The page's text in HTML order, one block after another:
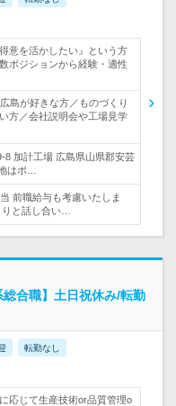
意を活かしたい』という方
ポジションから経験・適性
島が好きな方／ものづくり
方／会社説明会や工場見学
8 加計工場 広島県山県郡安芸
はポ…
前職給与も考慮いたしま
と話し合い…
合職】土日祝休み/転勤
転勤なし
応じて生産技術or品質管理o